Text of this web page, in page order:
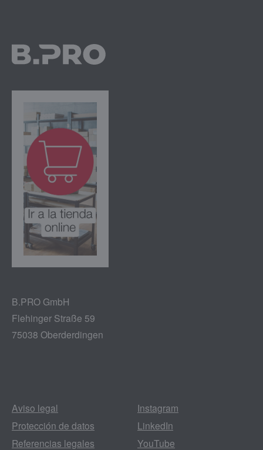
B.PRO GmbH
Flehinger Straße 59
75038 Oberderdingen
Aviso legal
Protección de datos
Referencias legales
Instagram
LinkedIn
YouTube